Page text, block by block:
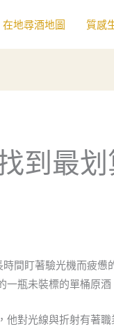
在地尋酒地圖 質感
到最划
間盯著驗光機而疲憊
瓶未裝標的單桶原酒
他對光線與折射有著